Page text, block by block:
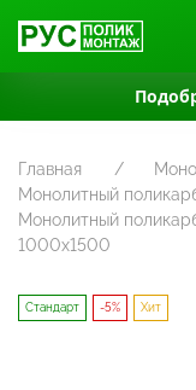
Главная
Монолитный
Монолитный
1000х1500
Стандарт -5% Хит